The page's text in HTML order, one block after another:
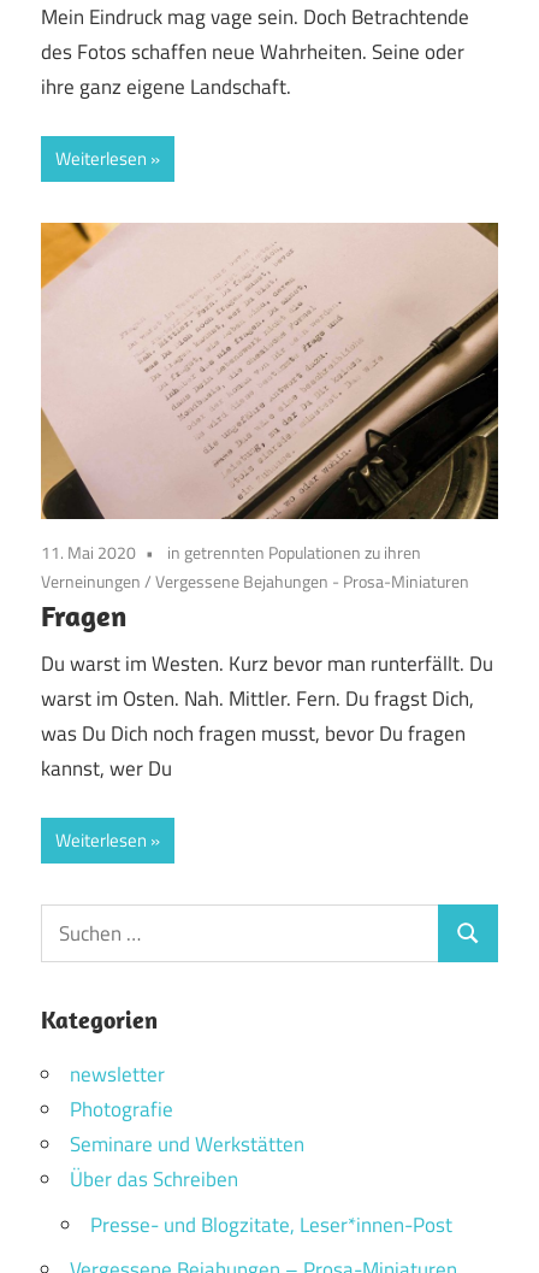
Mein Eindruck mag vage sein. Doch Betrachtende
des Fotos schaffen neue Wahrheiten. Seine oder
ihre ganz eigene Landschaft.
Weiterlesen
11. Mai 2020
in getrennten Populationen zu ihren
Verneinungen/Vergessene Bejahungen - Prosa-Miniaturen
Fragen
Du warst im Westen. Kurz bevor man runterfällt. Du
warst im Osten. Nah. Mittler. Fern. Du fragst Dich,
was Du Dich noch fragen musst, bevor Du fragen
kannst, wer Du
Weiterlesen
Suchen
nach:
Suchen
Kategorien
newsletter
Photografie
Seminare und Werkstätten
Über das Schreiben
Presse- und Blogzitate, Leser*innen-Post